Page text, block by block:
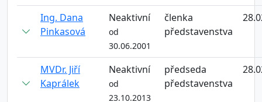
Ing. Dana
Pinkasová
Neaktivní
od
30.06.2001
členka
představenstva
MVDr. Jiří
Kaprálek
Neaktivní
od
23.10.2013
předseda
představenstva